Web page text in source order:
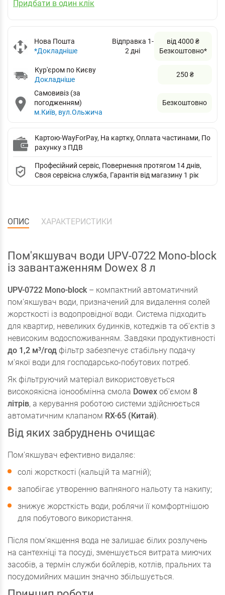
Придбати в один клік
Нова Пошта
*Докладніше
Відправка 1-
2 дні
від 4000 ₴
Безкоштовно*
Кур'єром по Києву
Докладніше
250 ₴
Самовивіз (за
погодженням)
м.Київ, вул.Ольжича
Безкоштовно
Картою-WayForPay, На картку, Оплата частинами, По
рахунку з ПДВ
Професійний сервіс, Повернення протягом 14 днів,
Своя сервісна служба, Гарантія від магазину 1 рік
ОПИС ХАРАКТЕРИСТИКИ
Пом'якшувач води UPV-0722 Mono-block
із завантаженням Dowex 8 л
UPV-0722 Mono-block– компактний автоматичний
пом'якшувач води, призначений для видалення солей
жорсткості із водопровідної води. Система підходить
для квартир, невеликих будинків, котеджів та об'єктів з
невисоким водоспоживанням. Завдяки продуктивності
до 1,2 м³/год фільтр забезпечує стабільну подачу
м'якої води для господарсько-побутових потреб.
Як фільтруючий матеріал використовується
високоякісна іонообмінна смола Dowex об'ємом 8
літрів, а керування роботою системи здійснюється
автоматичним клапаном RX-65 (Китай).
Від яких забруднень очищає
Пом'якшувач ефективно видаляє:
солі жорсткості (кальцій та магній);
запобігає утворенню вапняного нальоту та накипу;
знижує жорсткість води, роблячи її комфортнішою
для побутового використання.
Після пом'якшення вода не залишає білих розлучень
на сантехніці та посуді, зменшується витрата миючих
засобів, а термін служби бойлерів, котлів, пральних та
посудомийних машин значно збільшується.